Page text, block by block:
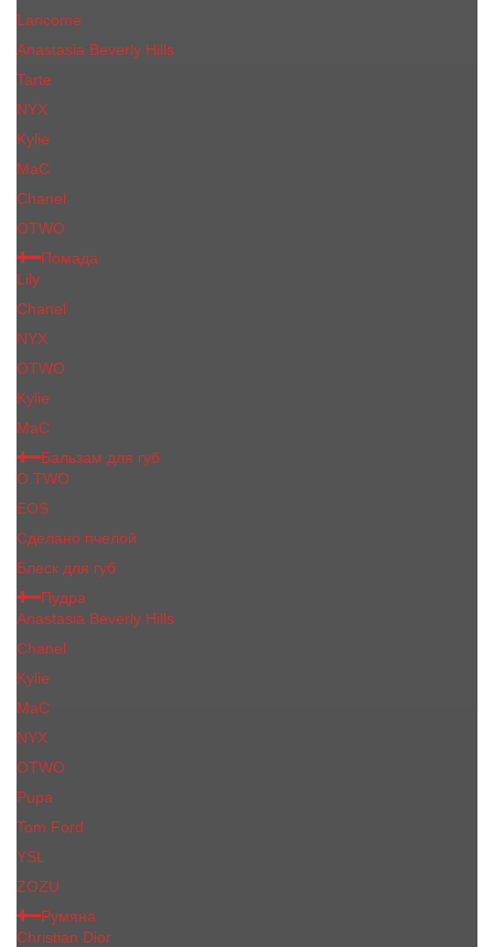
Lancome
Anastasia Beverly Hills
Tarte
NYX
Kylie
MaC
Сhanеl
OTWO
Помада
Lily
Chanel
NYX
OTWO
Kylie
МаС
Бальзам для губ
O.TWO
EOS
Сделано пчелой
Блеск для губ
Пудра
Anastasia Beverly Hills
Chanel
Kylie
MaC
NYX
OTWO
Pupa
Tom Ford
YSL
ZOZU
Румяна
Christian Dior